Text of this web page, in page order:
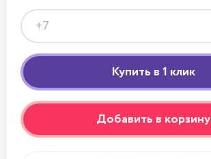
Добавить в корзину